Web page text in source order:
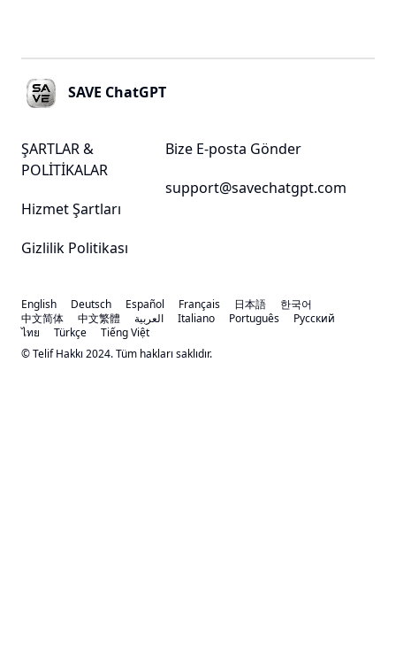
SAVE ChatGPT
ŞARTLAR &
POLİTİKALAR
Hizmet Şartları
Gizlilik Politikası
Bize E-posta Gönder
support@savechatgpt.com
English Deutsch Español Français 日本語
한국어
中文简体
中文繁體 العربية Italiano Português
Русский
ไทย
Türkçe
Tiếng Việt
© Telif Hakkı 2024. Tüm hakları saklıdır.